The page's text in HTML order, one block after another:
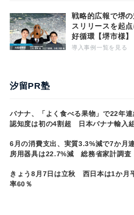
戦略的広報で堺
スリリースを起
好循環【堺市様】
導入事例一覧を見る
汐留PR塾
バナナ、「よく食べる果物」で22年
認知度は初の4割超 日本バナナ輸入
6月の消費支出、実質3.3%減で7か月
房用器具は22.7%減 総務省家計調査
きょう8月7日は立秋 西日本は1か月
率60％